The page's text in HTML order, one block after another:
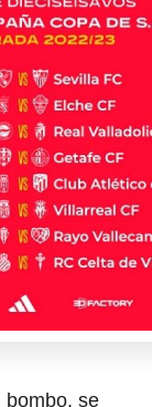
bombo, se